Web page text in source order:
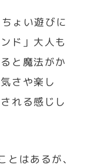
ょい遊びに
ド」大人も
と魔法がか
さや楽し
れる感じし
はあるが、